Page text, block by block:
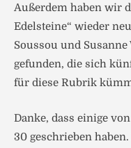
Außerdem haben wir
Edelsteine“ wieder
Soussou und
gefunden, die sich
für diese Rubrik
Danke, dass einige
30 geschrieben